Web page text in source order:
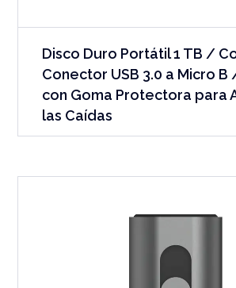
Disco Duro Portátil 1 TB /
Conector USB 3.0 a Micro
con Goma Protectora para
las Caídas